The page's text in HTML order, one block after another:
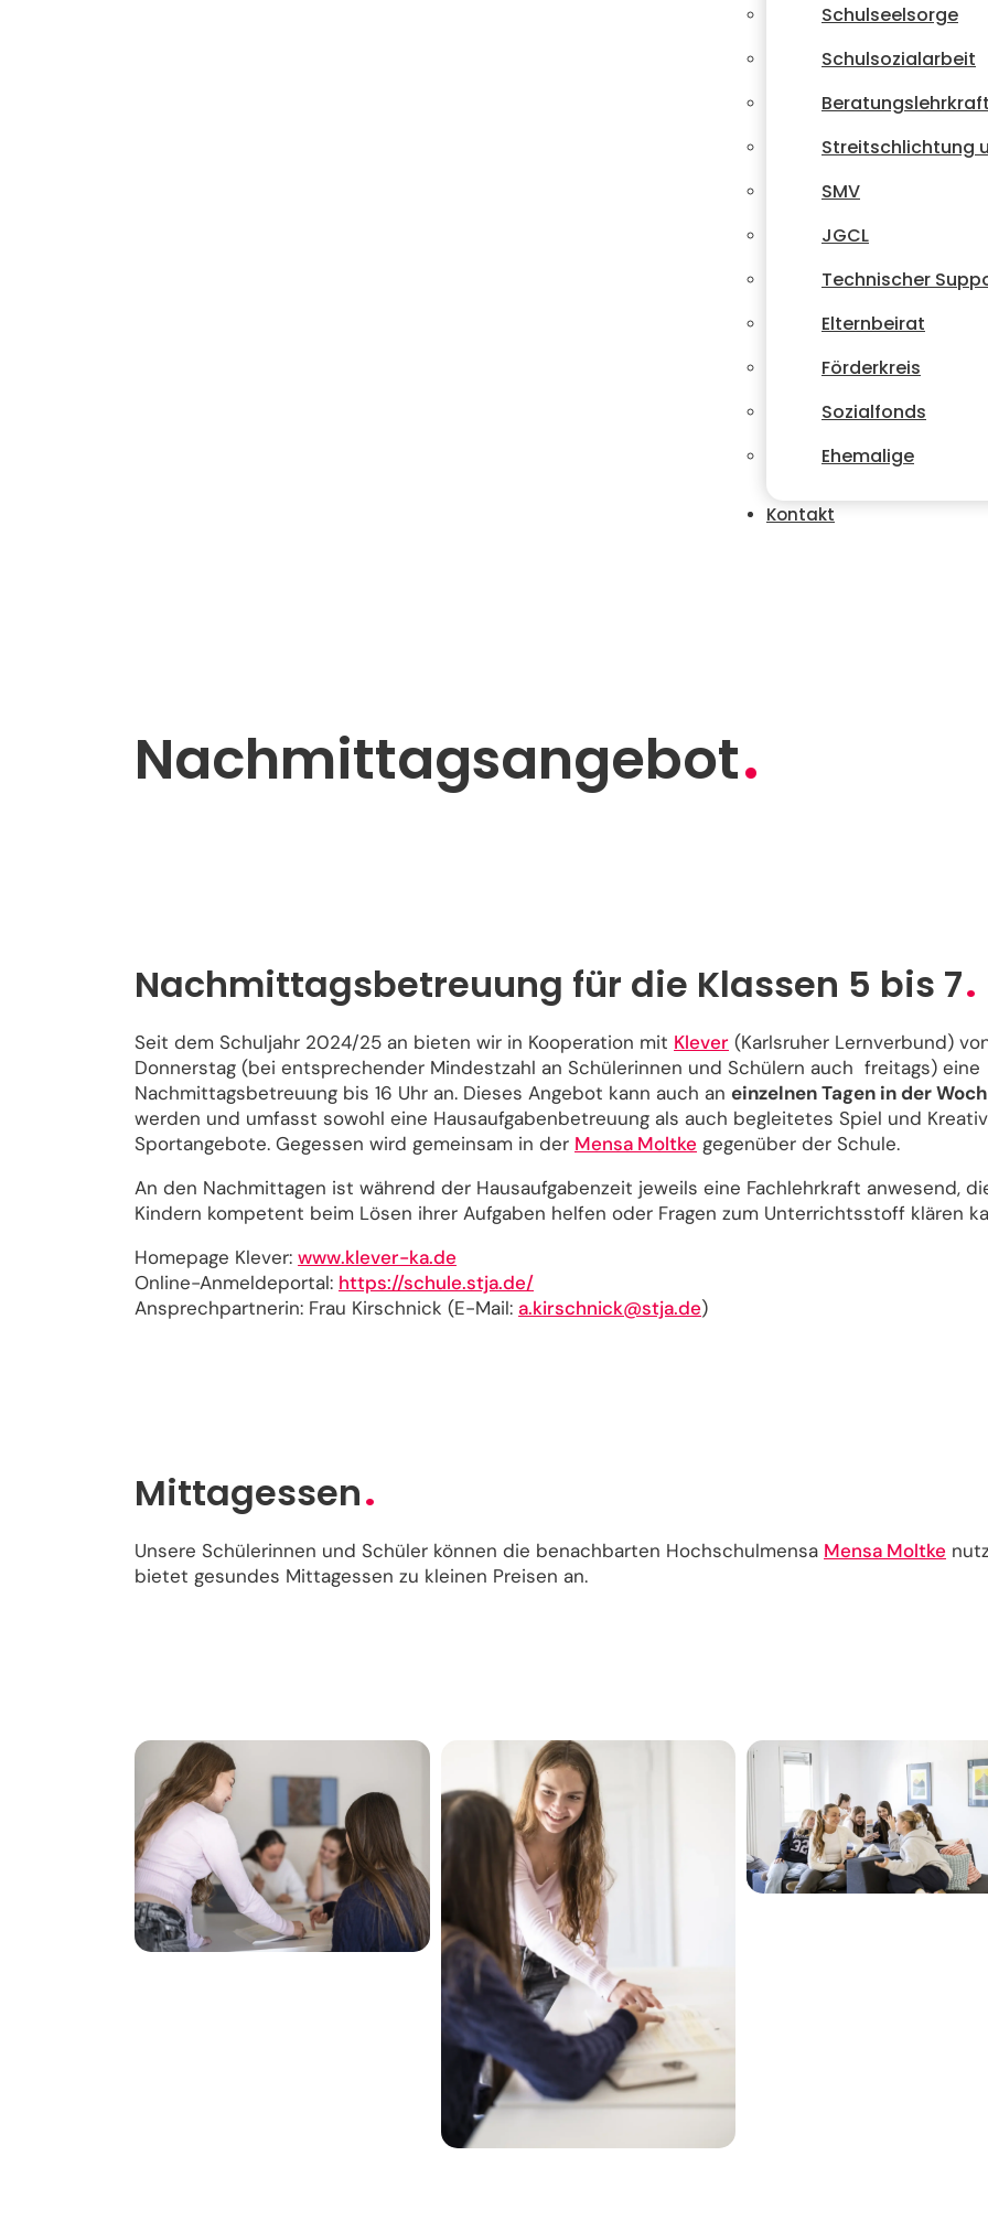
Schulseelsorge
Schulsozialarbeit
Streitschlichtung
SMV
JGCL
Technischer
Elternbeirat
Förderkreis
Sozialfonds
Ehemalige
Kontakt
Nachmittagsangebot
Nachmittagsbetreuung für die Klassen 5 bis 7
Seit dem Schuljahr 2024/25 an bieten wir in Kooperation mit Klever (Karlsruher Lernverbund)
Donnerstag (bei entsprechender Mindestzahl an Schülerinnen und Schülern auch freitags) eine
Nachmittagsbetreuung bis 16 Uhr an. Dieses Angebot kann auch an einzelnen Tagen in der
werden und umfasst sowohl eine Hausaufgabenbetreuung als auch begleitetes Spiel und
Sportangebote. Gegessen wird gemeinsam in der Mensa Moltke gegenüber der Schule.
An den Nachmittagen ist während der Hausaufgabenzeit jeweils eine Fachlehrkraft anwesend,
Kindern kompetent beim Lösen ihrer Aufgaben helfen oder Fragen zum Unterrichtsstoff klären
Homepage Klever: www.klever-ka.de
Online-Anmeldeportal: https://schule.stja.de/
Ansprechpartnerin: Frau Kirschnick (E-Mail: a.kirschnick@stja.de)
Mittagessen
Unsere Schülerinnen und Schüler können die benachbarten Hochschulmensa Mensa Moltke
bietet gesundes Mittagessen zu kleinen Preisen an.